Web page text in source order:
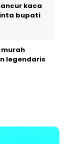
kaca
bupati
murah
legendaris